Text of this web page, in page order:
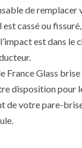
de remplacer
est cassé ou
est dans le
France Glass brise
disposition pour
de votre pare-